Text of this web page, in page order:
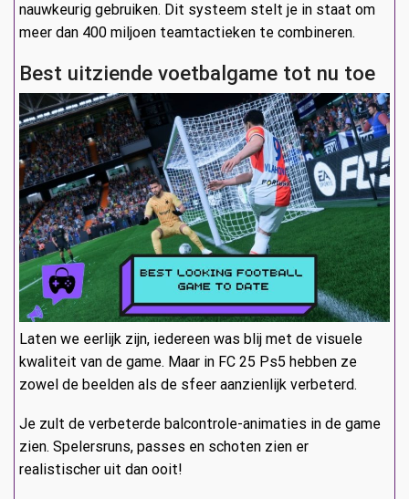
nauwkeurig gebruiken. Dit systeem stelt je in staat om
meer dan 400 miljoen teamtactieken te combineren.
Best uitziende voetbalgame tot nu toe
Laten we eerlijk zijn, iedereen was blij met de visuele
kwaliteit van de game. Maar in FC 25 Ps5 hebben ze
zowel de beelden als de sfeer aanzienlijk verbeterd.
Je zult de verbeterde balcontrole-animaties in de game
zien. Spelersruns, passes en schoten zien er
realistischer uit dan ooit!